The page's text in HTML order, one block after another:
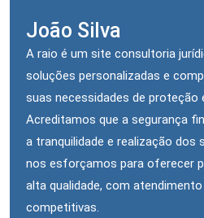
João Silva
A raio é um site consultoria
soluções personalizadas e
suas necessidades de proteção
Acreditamos que a segurança
a tranquilidade e realização dos
nos esforçamos para oferecer
alta qualidade, com
competitivas.